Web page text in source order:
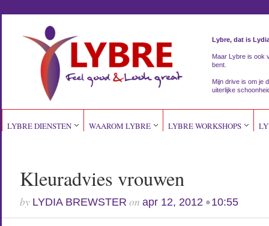
Lybre, dat is
Maar Lybre is ook
bent.
Mijn drive is om je
uiterlijke
LYBRE DIENSTEN WAAROM LYBRE LYBRE WORKSHOPS
Kleuradvies vrouwen
by LYDIA BREWSTER on apr 12, 2012•10:55